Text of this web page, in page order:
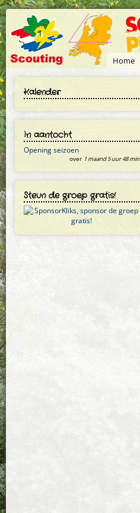
Overslaan en naar de inhoud gaan
Home
Kalender
In aantocht
Opening seizoen
over 1 maand 5 uur 48 min
Steun de groep gratis!